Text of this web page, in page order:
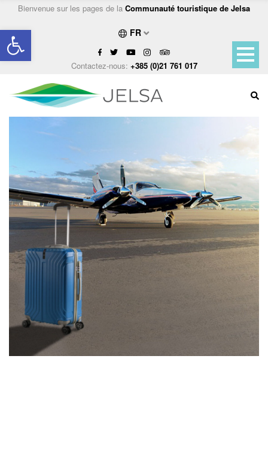
Ouvrir la barre d’outils
Bienvenue sur les pages de la Communauté touristique de Jelsa
FR
Contactez-nous: +385 (0)21 761 017